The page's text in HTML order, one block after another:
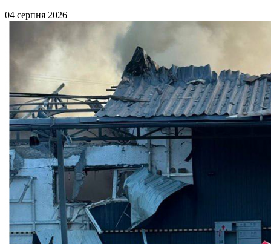
04 серпня 2026